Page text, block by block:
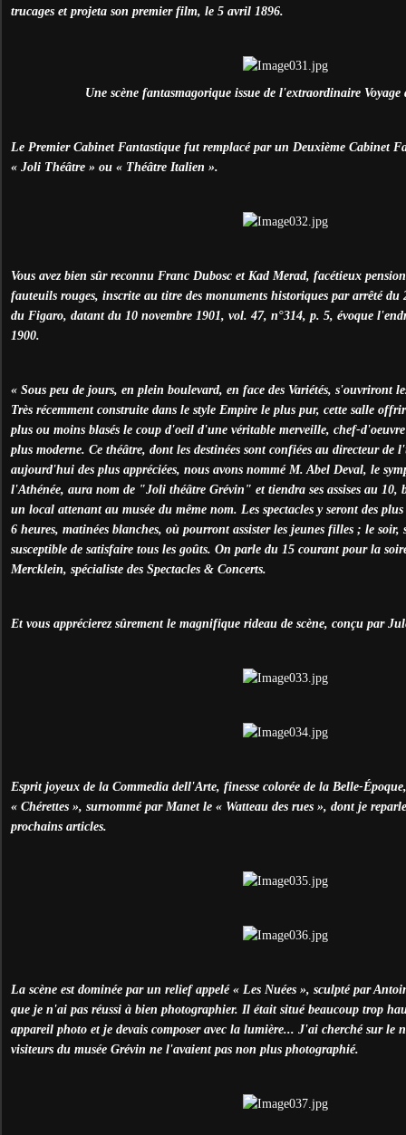
trucages et projeta son premier film, le 5 avril 1896.
Une scène fantasmagorique issue de l'extraordinaire
Le Premier Cabinet Fantastique fut remplacé par un Deuxième Cabinet
« Joli Théâtre » ou « Théâtre Italien ».
Vous avez bien sûr reconnu Franc Dubosc et Kad Merad, facétieux
fauteuils rouges, inscrite au titre des monuments historiques par arrêté du
du Figaro, datant du 10 novembre 1901, vol. 47, n°314, p. 5, évoque
1900.
« Sous peu de jours, en plein boulevard, en face des Variétés, s'ouvriront
Très récemment construite dans le style Empire le plus pur, cette salle
plus ou moins blasés le coup d'oeil d'une véritable merveille, chef-
plus moderne. Ce théâtre, dont les destinées sont confiées au directeur de
aujourd'hui des plus appréciées, nous avons nommé M. Abel Deval, le
l'Athénée, aura nom de "Joli théâtre Grévin" et tiendra ses assises au 10,
un local attenant au musée du même nom. Les spectacles y seront des
6 heures, matinées blanches, où pourront assister les jeunes filles ; le soir,
susceptible de satisfaire tous les goûts. On parle du 15 courant pour la
Mercklein, spécialiste des Spectacles & Concerts.
Et vous apprécierez sûrement le magnifique rideau de scène, conçu par
Esprit joyeux de la Commedia dell'Arte, finesse colorée de la Belle-
« Chérettes », surnommé par Manet le « Watteau des rues », dont je
prochains articles.
La scène est dominée par un relief appelé « Les Nuées », sculpté par
que je n'ai pas réussi à bien photographier. Il était situé beaucoup trop
appareil photo et je devais composer avec la lumière... J'ai cherché sur le
visiteurs du musée Grévin ne l'avaient pas non plus photographié.